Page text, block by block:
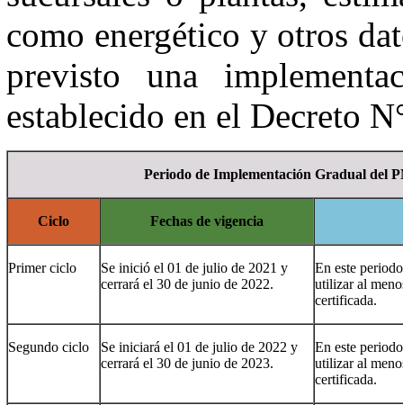
como energético y otros
previsto una
establecido en el Decreto
Periodo de Implementación Gradual del
Ciclo Fechas de vigencia
Primer ciclo
Se inició el 01 de julio de 2021 y
cerrará el 30 de junio de 2022.
En este
utilizar al
certificada.
Segundo ciclo
Se iniciará el 01 de julio de 2022 y
cerrará el 30 de junio de 2023.
En este
utilizar al
certificada.